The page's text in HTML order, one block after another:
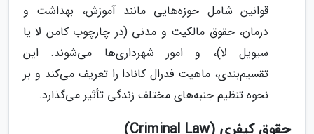
قوانین شامل حوزه‌هایی مانند آموزش، بهداشت و
درمان، حقوق مالکیت و مدنی (در چارچوب کامن لا یا
سیویل لا)، و امور شهرداری‌ها می‌شوند. این
تقسیم‌بندی، ماهیت فدرال کانادا را تعریف می‌کند و بر
نحوه تنظیم جنبه‌های مختلف زندگی تأثیر می‌گذارد.
حقوق کیفری (Criminal Law)